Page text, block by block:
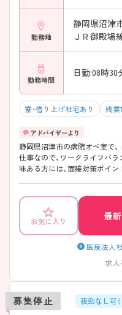
勤務地
静岡県沼津
ＪＲ御殿場
勤務時間
日勤:08時30
寮・借り上げ社宅あり 残業
静岡県沼津市の病院オペ室で
仕事なので、ワークライフバ
味ある方には、面接対策ポイ
お気に入り 最
医療法人
求
募集停止 夜勤なし可